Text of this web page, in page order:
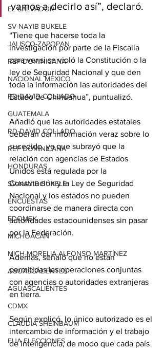
EL SALVADOR
SV-NAYIB BUKELE
JALISCO-ZAPOPAN
REP DOMINICANA
NACIONAL MÉXICO
RD-DAVID COLLADO
GUATEMALA
RD-DAVID COLLADO
REP DOMINICANA
HONDURAS
SV-NAYIB BUKELE
ENCUESTAS
EDOMEX
MICHOACÁN
MICH-MORELIA-ALFONSO MARTÍNEZ
AGUASCALIENTES
AGUASCALIENTES
CDMX
CLAUDIA SHEINBAUM
EUA ELECCIONES
vamos a decirlo así”, declaró.
“Tiene que hacerse toda la
investigación por parte de la Fiscalía
para ver si se violó la Constitución o la
ley de Seguridad Nacional y que den
toda la información las autoridades del
Estado de Chihuahua”, puntualizó.
Añadió que las autoridades estatales
deberán dar información veraz sobre lo
sucedido, ya que subrayó que la
relación con agencias de Estados
Unidos está regulada por la
Constitución y la Ley de Seguridad
Nacional y los estados no pueden
coordinarse de manera directa con
autoridades estadounidenses sin pasar
por la Federación.
Además, señaló que no están
permitidas las operaciones conjuntas
con agencias o autoridades extranjeras
en tierra.
Según explicó, lo único autorizado es el
intercambio de información y el trabajo
de inteligencia, de modo que cada país